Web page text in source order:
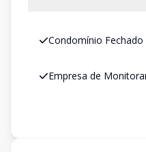
Condomínio Fechado
Empresa de